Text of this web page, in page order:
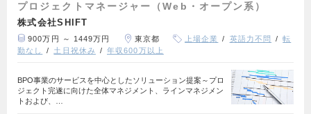
プロジェクトマネージャー（Web・オープン系）
株式会社SHIFT
900万円 ～ 1449万円 東京都 上場企業 英語力不問
転
勤なし
土日祝休み 年収600万以上
BPO事業のサービスを中心としたソリューション提案～プロ
ジェクト完遂に向けた全体マネジメント、ラインマネジメン
トおよび、…